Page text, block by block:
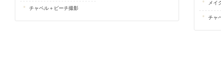
チャペル＋ビーチ撮影
メイ
チャ